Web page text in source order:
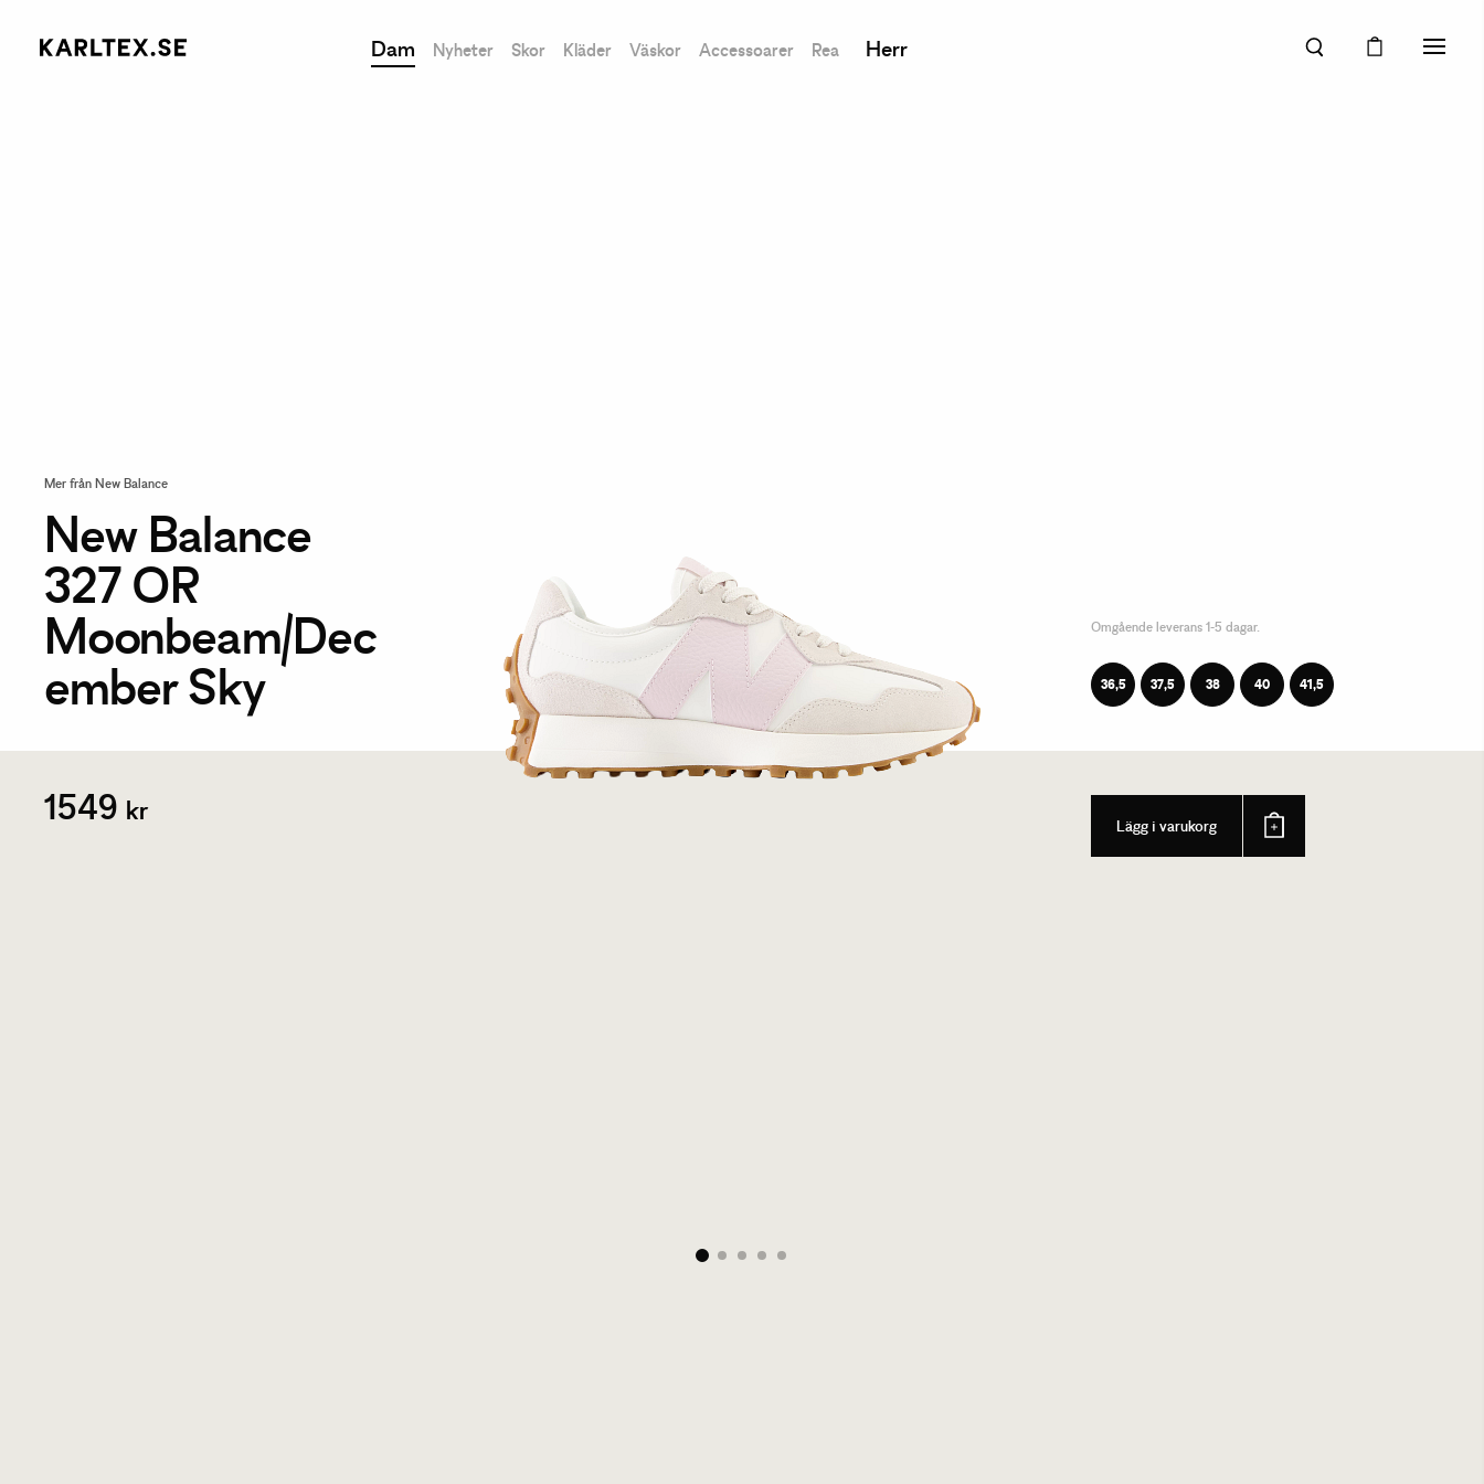
Dam Nyheter Skor Kläder Väskor Accessoarer Rea Herr
Mer från New Balance
New Balance
327 OR
Moonbeam/Dec
ember Sky
1549 kr
Omgående leverans 1-5 dagar.
36,5 37,5 38 40 41,5
Lägg i varukorg